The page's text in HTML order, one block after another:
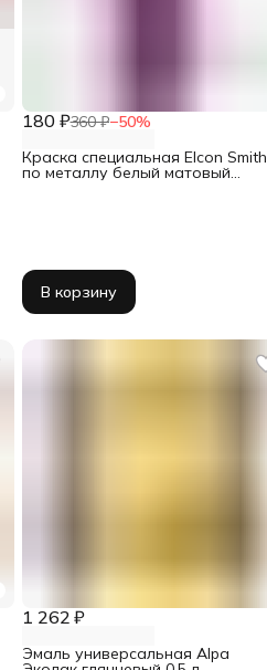
180 ₽360 ₽−50%
Краска специальная Elcon Smith
по металлу белый матовый
В корзину
1 262 ₽
Эмаль универсальная Alpa